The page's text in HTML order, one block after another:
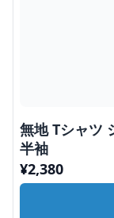
無地 Tシャツ
半袖
¥2,380